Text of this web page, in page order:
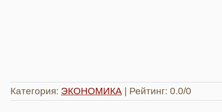
Категория: ЭКОНОМИКА Рейтинг: 0.0/0